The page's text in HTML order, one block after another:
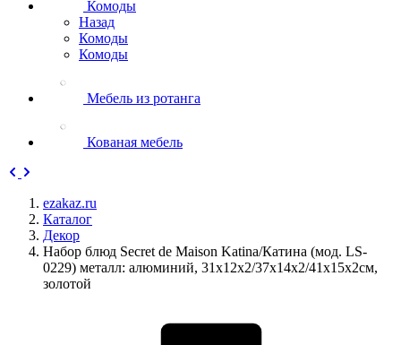
Комоды
Назад
Комоды
Комоды
Мебель из ротанга
Кованая мебель
ezakaz.ru
Каталог
Декор
Набор блюд Secret de Maison Katina/Катина (мод. LS-
0229) металл: алюминий, 31х12х2/37х14х2/41х15х2см,
золотой